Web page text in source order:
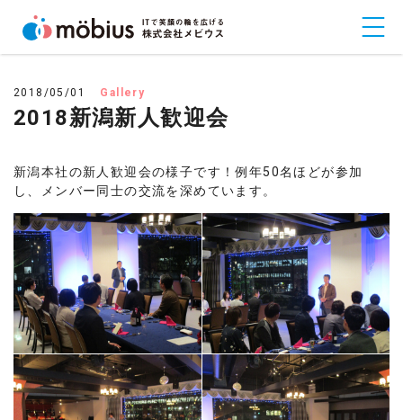
2018/05/01 Gallery
2018新潟新人歓迎会
新潟本社の新人歓迎会の様子です！例年50名ほどが参加
し、メンバー同士の交流を深めています。